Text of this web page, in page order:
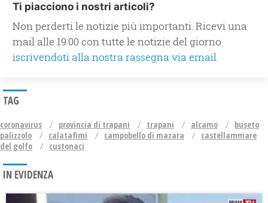
Ti piacciono i nostri articoli?
Non perderti le notizie più importanti. Ricevi una
mail alle 19.00 con tutte le notizie del giorno
iscrivendoti alla nostra rassegna via email.
TAG
coronavirus provincia di trapani trapani alcamo
buseto
palizzolo
calatafimi campobello di mazara
castellammare
del golfo
custonaci
IN EVIDENZA